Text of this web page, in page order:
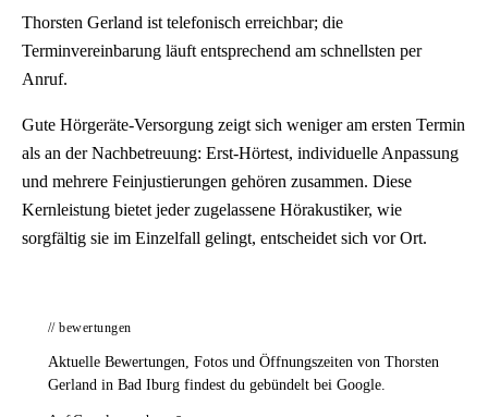
Thorsten Gerland ist telefonisch erreichbar; die
Terminvereinbarung läuft entsprechend am schnellsten per
Anruf.
Gute Hörgeräte-Versorgung zeigt sich weniger am ersten Termin
als an der Nachbetreuung: Erst-Hörtest, individuelle Anpassung
und mehrere Feinjustierungen gehören zusammen. Diese
Kernleistung bietet jeder zugelassene Hörakustiker, wie
sorgfältig sie im Einzelfall gelingt, entscheidet sich vor Ort.
// bewertungen
Aktuelle Bewertungen, Fotos und Öffnungszeiten von Thorsten
Gerland in Bad Iburg findest du gebündelt bei Google.